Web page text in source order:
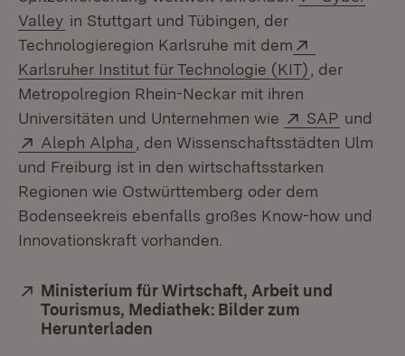
Valley (Öffnet in neuem Fenster)
in Stuttgart und Tübingen, der
Technologieregion Karlsruhe mit dem
Karlsruher Institut für Technologie (KIT) (Öffnet in
, der
Metropolregion Rhein-Neckar mit ihren
Universitäten und Unternehmen wie
Extern:
SAP (Öffnet
und
Extern:
Aleph Alpha (Öffnet in neuem Fenster)
, den Wissenschaftsstädten Ulm
und Freiburg ist in den wirtschaftsstarken
Regionen wie Ostwürttemberg oder dem
Bodenseekreis ebenfalls großes Know-how und
Innovationskraft vorhanden.
Extern:
Ministerium für Wirtschaft, Arbeit und
Tourismus, Mediathek: Bilder zum
Herunterladen